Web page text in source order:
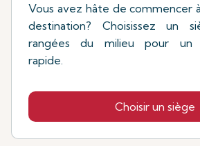
Vous avez hâte de commencer
destination? Choisissez un
rangées du milieu pour un
rapide.
Choisir un siège